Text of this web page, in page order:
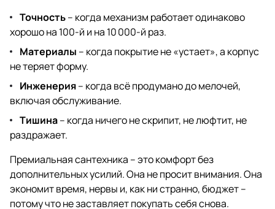
Точность– когда механизм работает одинаково
хорошо на 100-й и на 10 000-й раз.
Материалы – когда покрытие не «устает», а корпус
не теряет форму.
Инженерия– когда всё продумано до мелочей,
включая обслуживание.
Тишина– когда ничего не скрипит, не люфтит, не
раздражает.
Премиальная сантехника – это комфорт без
дополнительных усилий. Она не просит внимания. Она
экономит время, нервы и, как ни странно, бюджет –
потому что не заставляет покупать себя снова.